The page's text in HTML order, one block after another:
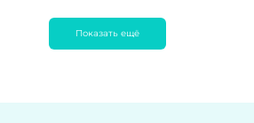
Показать ещё